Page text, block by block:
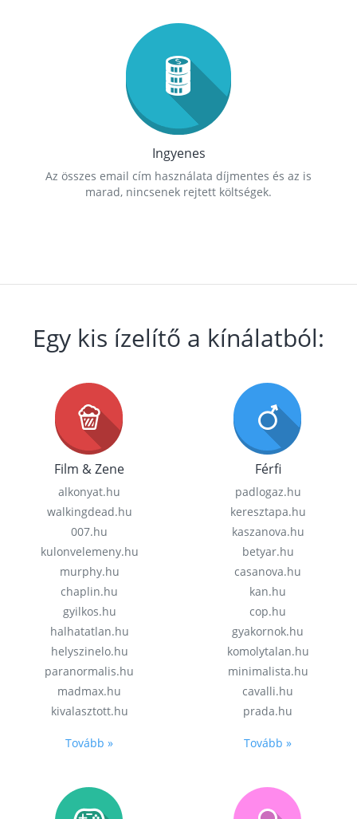
Ingyenes
Az összes email cím használata díjmentes és az is
marad, nincsenek rejtett költségek.
Egy kis ízelítő a kínálatból:
Film & Zene
alkonyat.hu
walkingdead.hu
007.hu
kulonvelemeny.hu
murphy.hu
chaplin.hu
gyilkos.hu
halhatatlan.hu
helyszinelo.hu
paranormalis.hu
madmax.hu
kivalasztott.hu
Tovább »
Férfi
padlogaz.hu
keresztapa.hu
kaszanova.hu
betyar.hu
casanova.hu
kan.hu
cop.hu
gyakornok.hu
komolytalan.hu
minimalista.hu
cavalli.hu
prada.hu
Tovább »